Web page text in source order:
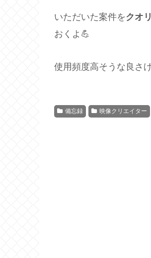
いただいた案件をクオ
おくよ💪
使用頻度高そうな良さ
備忘録 映像クリエイター